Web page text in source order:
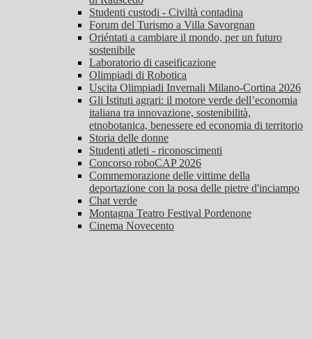
Studenti custodi - Civiltà contadina
Forum del Turismo a Villa Savorgnan
Oriéntati a cambiare il mondo, per un futuro
sostenibile
Laboratorio di caseificazione
Olimpiadi di Robotica
Uscita Olimpiadi Invernali Milano-Cortina 2026
Gli Istituti agrari: il motore verde dell’economia
italiana tra innovazione, sostenibilità,
etnobotanica, benessere ed economia di territorio
Storia delle donne
Studenti atleti - riconoscimenti
Concorso roboCAP 2026
Commemorazione delle vittime della
deportazione con la posa delle pietre d'inciampo
Chat verde
Montagna Teatro Festival Pordenone
Cinema Novecento